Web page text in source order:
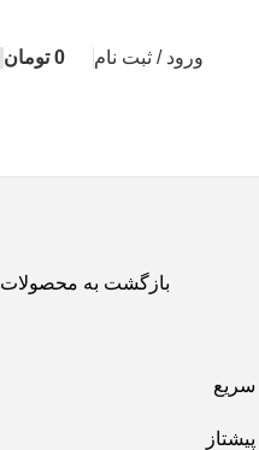
ورود / ثبت نام 0 تومان
بازگشت به محصولات
سریع